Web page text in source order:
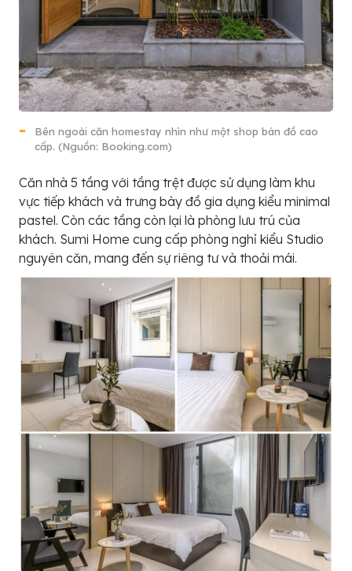
Bên ngoài căn homestay nhìn như một shop bán đồ cao
cấp. (Nguồn: Booking.com)
Căn nhà 5 tầng với tầng trệt được sử dụng làm khu
vực tiếp khách và trưng bày đồ gia dụng kiểu minimal
pastel. Còn các tầng còn lại là phòng lưu trú của
khách. Sumi Home cung cấp phòng nghỉ kiểu Studio
nguyên căn, mang đến sự riêng tư và thoải mái.